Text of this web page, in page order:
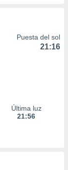
Puesta del sol
21:16
Última luz
21:56